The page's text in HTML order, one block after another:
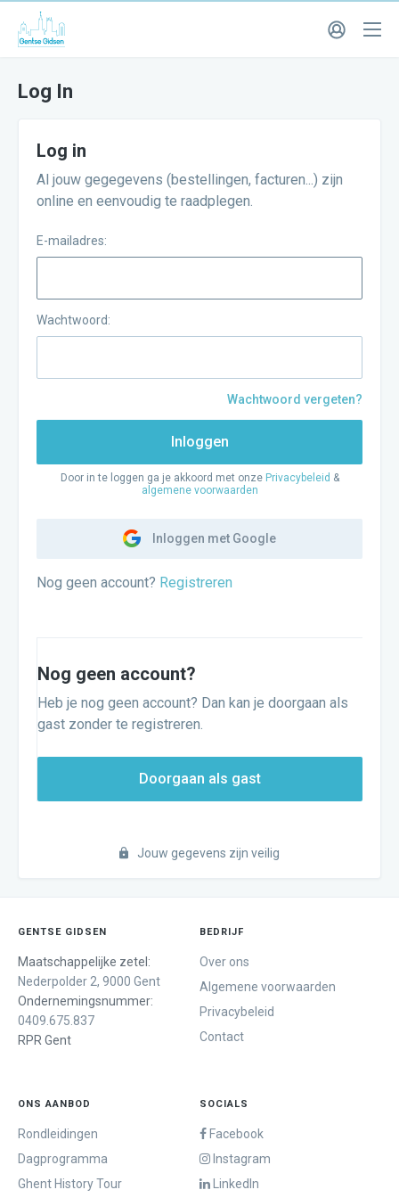
Log In
Log in
Al jouw gegegevens (bestellingen, facturen...) zijn
online en eenvoudig te raadplegen.
E-mailadres:
Wachtwoord:
Wachtwoord vergeten?
Inloggen
Door in te loggen ga je akkoord met onze Privacybeleid &
algemene voorwaarden
Inloggen met Google
Nog geen account? Registreren
Nog geen account?
Heb je nog geen account? Dan kan je doorgaan als
gast zonder te registreren.
Doorgaan als gast
Jouw gegevens zijn veilig
GENTSE GIDSEN
Maatschappelijke zetel:
Nederpolder 2, 9000 Gent
Ondernemingsnummer:
0409.675.837
RPR Gent
BEDRIJF
Over ons
Algemene voorwaarden
Privacybeleid
Contact
ONS AANBOD
Rondleidingen
Dagprogramma
Ghent History Tour
SOCIALS
Facebook
Instagram
LinkedIn